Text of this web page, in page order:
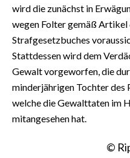
wird die zunächst in
wegen Folter gemäß Artikel
Strafgesetzbuches
Stattdessen wird dem
Gewalt vorgeworfen, die
minderjährigen Tochter des
welche die Gewalttaten im
mitangesehen hat.
©